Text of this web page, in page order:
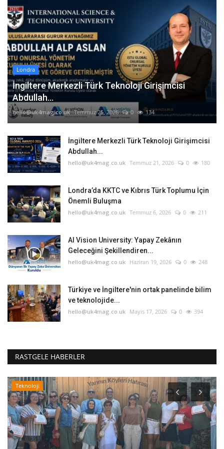
Londra
İngiltere Merkezli Türk Teknoloji Girişimcisi
Abdullah...
hello@uk4mag.co.uk Temmuz 25, 2026 0 134
İngiltere Merkezli Türk Teknoloji Girişimcisi
Abdullah...
hello@uk4mag.co.uk Temmuz 21, 2026 0 180
Londra’da KKTC ve Kıbrıs Türk Toplumu İçin
Önemli Buluşma
hello@uk4mag.co.uk Temmuz 6, 2026 0 211
AI Vision University: Yapay Zekânın
Geleceğini Şekillendiren...
hello@uk4mag.co.uk Haziran 19, 2026 0 248
Türkiye ve İngiltere'nin ortak panelinde bilim
ve teknolojide...
hello@uk4mag.co.uk Mayıs 17, 2026 0 394
RASTGELE HABERLER
Teknoloji